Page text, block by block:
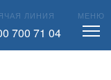
ЛИНИЯ
700 71 04
МЕНЮ